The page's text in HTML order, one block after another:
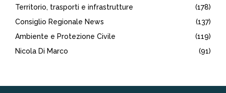
Territorio, trasporti e infrastrutture
(178)
Consiglio Regionale News
(137)
Ambiente e Protezione Civile
(119)
Nicola Di Marco
(91)